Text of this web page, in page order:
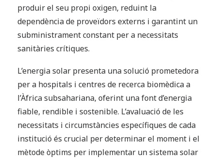
produir el seu propi oxigen, reduint la
dependència de proveïdors externs i garantint un
subministrament constant per a necessitats
sanitàries crítiques.
L’energia solar presenta una solució prometedora
per a hospitals i centres de recerca biomèdica a
l’Àfrica subsahariana, oferint una font d’energia
fiable, rendible i sostenible. L’avaluació de les
necessitats i circumstàncies específiques de cada
institució és crucial per determinar el moment i el
mètode òptims per implementar un sistema solar